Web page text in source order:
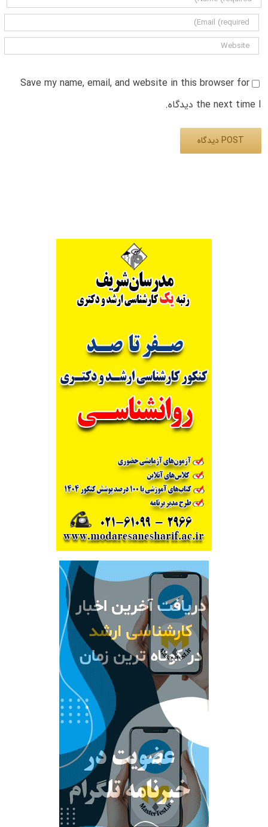
Save my name, email, and website in this browser for
the next time I دیدگاه.